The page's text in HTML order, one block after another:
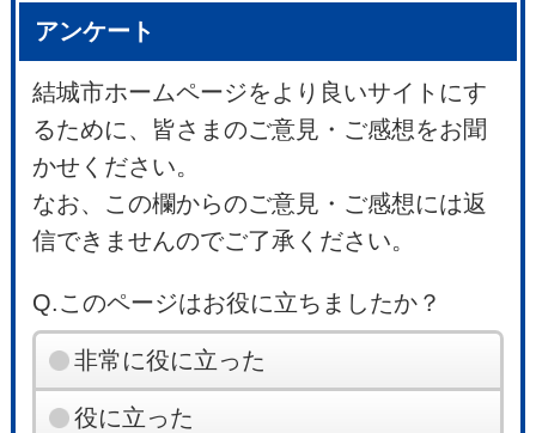
アンケート
結城市ホームページをより良いサイトにす
るために、皆さまのご意見・ご感想をお聞
かせください。
なお、この欄からのご意見・ご感想には返
信できませんのでご了承ください。
Q.このページはお役に立ちましたか？
非常に役に立った
役に立った